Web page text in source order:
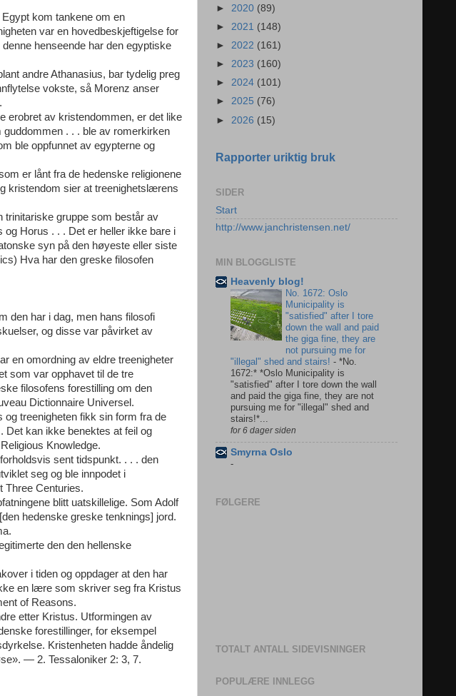
kom tankene om en
var en hovedbeskjeftigelse for
henseende har den egyptiske
andre Athanasius, bar tydelig preg
vokste, så Morenz anser
erobret av kristendommen, er det like
. . . ble av romerkirken
ble oppfunnet av egypterne og
er lånt fra de hedenske religionene
kristendom sier at treenighetslærens
trinitariske gruppe som består av
Horus . . . Det er heller ikke bare i
syn på den høyeste eller siste
Hva har den greske filosofen
den har i dag, men hans filosofi
og disse var påvirket av
en omordning av eldre treenigheter
som var opphavet til de tre
filosofens forestilling om den
Dictionnaire Universel.
treenigheten fikk sin form fra de
Det kan ikke benektes at feil og
Knowledge.
sent tidspunkt. . . . den
seg og ble innpodet i
Three Centuries.
blitt uatskillelige. Som Adolf
hedenske greske tenknings] jord.
den den hellenske
i tiden og oppdager at den har
en lære som skriver seg fra Kristus
of Reasons.
etter Kristus. Utformingen av
forestillinger, for eksempel
Kristenheten hadde åndelig
— 2. Tessaloniker 2: 3, 7.
► 2020 (89)
► 2021 (148)
► 2022 (161)
► 2023 (160)
► 2024 (101)
► 2025 (76)
► 2026 (15)
Rapporter uriktig bruk
SIDER
Start
http://www.janchristensen.net/
MIN BLOGGLISTE
Heavenly blog!
No. 1672: Oslo
Municipality is
"satisfied" after I tore
down the wall and paid
the giga fine, they are
not pursuing me for
"illegal" shed and stairs! - *No.
1672:* *Oslo Municipality is
"satisfied" after I tore down the wall
and paid the giga fine, they are not
pursuing me for "illegal" shed and
stairs!*...
for 6 dager siden
Smyrna Oslo
-
FØLGERE
TOTALT ANTALL SIDEVISNINGER
POPULÆRE INNLEGG